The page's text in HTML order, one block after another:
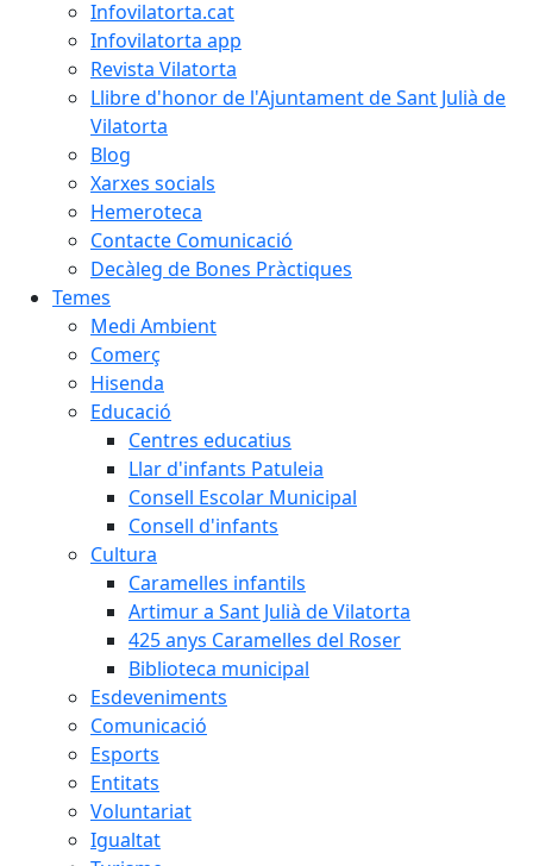
Infovilatorta.cat
Infovilatorta app
Revista Vilatorta
Llibre d'honor de l'Ajuntament de Sant Julià de
Vilatorta
Blog
Xarxes socials
Hemeroteca
Contacte Comunicació
Decàleg de Bones Pràctiques
Temes
Medi Ambient
Comerç
Hisenda
Educació
Centres educatius
Llar d'infants Patuleia
Consell Escolar Municipal
Consell d'infants
Cultura
Caramelles infantils
Artimur a Sant Julià de Vilatorta
425 anys Caramelles del Roser
Biblioteca municipal
Esdeveniments
Comunicació
Esports
Entitats
Voluntariat
Igualtat